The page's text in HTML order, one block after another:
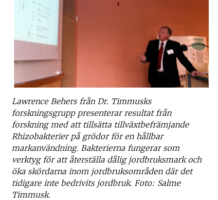
Lawrence Behers från Dr. Timmusks
forskningsgrupp presenterar resultat från
forskning med att tillsätta tillväxtbefrämjande
Rhizobakterierpå grödor för en hållbar
markanvändning. Bakterierna fungerar som
verktyg för att återställa dålig jordbruksmarkoch
öka skördarna inom jordbruksområden där det
tidigare inte bedrivits jordbruk. Foto: Salme
Timmusk.